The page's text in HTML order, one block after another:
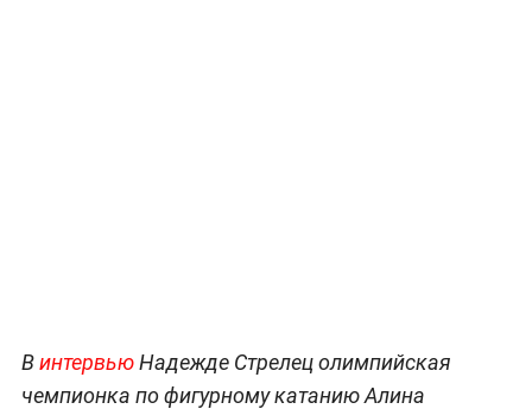
ВинтервьюНадежде Стрелец олимпийская
чемпионка по фигурному катанию Алина